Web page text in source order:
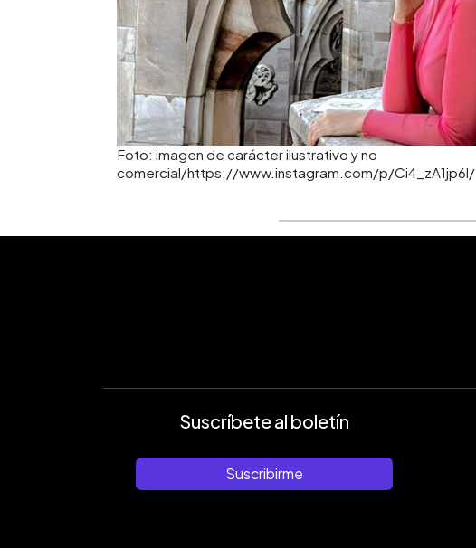
Foto: imagen de carácter ilustrativo y no
comercial/https://www.instagram.com/p/Ci4_zA1jp6l/
Suscríbete al boletín
Suscribirme